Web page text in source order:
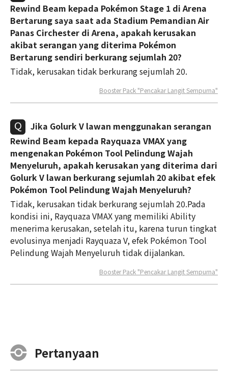
Rewind Beam kepada Pokémon Stage 1 di Arena
Bertarung saya saat ada Stadium Pemandian Air
Panas Circhester di Arena, apakah kerusakan
akibat serangan yang diterima Pokémon
Bertarung sendiri berkurang sejumlah 20?
Tidak, kerusakan tidak berkurang sejumlah 20.
Booster Pack "Pencakar Langit Sempurna"
Jika Golurk V lawan menggunakan serangan
Rewind Beam kepada Rayquaza VMAX yang
mengenakan Pokémon Tool Pelindung Wajah
Menyeluruh, apakah kerusakan yang diterima dari
Golurk V lawan berkurang sejumlah 20 akibat efek
Pokémon Tool Pelindung Wajah Menyeluruh?
Tidak, kerusakan tidak berkurang sejumlah 20.Pada
kondisi ini, Rayquaza VMAX yang memiliki Ability
menerima kerusakan, setelah itu, karena turun tingkat
evolusinya menjadi Rayquaza V, efek Pokémon Tool
Pelindung Wajah Menyeluruh tidak dijalankan.
Booster Pack "Pencakar Langit Sempurna"
Pertanyaan